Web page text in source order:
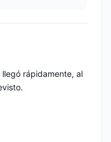
rápidamente, al